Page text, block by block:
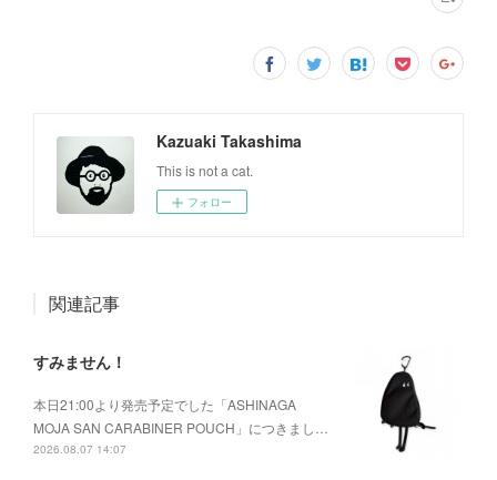
Kazuaki Takashima
This is not a cat.
フォロー
関連記事
すみません！
本日21:00より発売予定でした「ASHINAGA
MOJA SAN CARABINER POUCH」につきまし…
2026.08.07 14:07